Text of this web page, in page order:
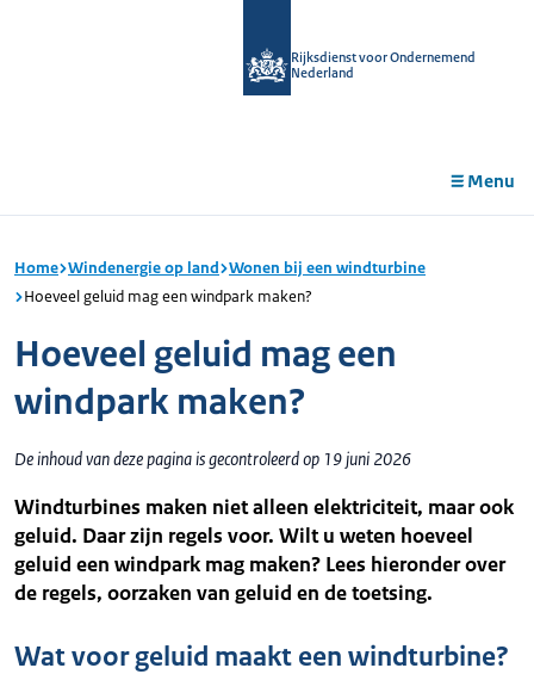
Rijksdienst voor Ondernemend
Nederland
Menu
Home Windenergie op land Wonen bij een windturbine
Hoeveel geluid mag een windpark maken?
Hoeveel geluid mag een
windpark maken?
De inhoud van deze pagina is gecontroleerd op 19 juni 2026
Windturbines maken niet alleen elektriciteit, maar ook
geluid. Daar zijn regels voor. Wilt u weten hoeveel
geluid een windpark mag maken? Lees hieronder over
de regels, oorzaken van geluid en de toetsing.
Wat voor geluid maakt een windturbine?